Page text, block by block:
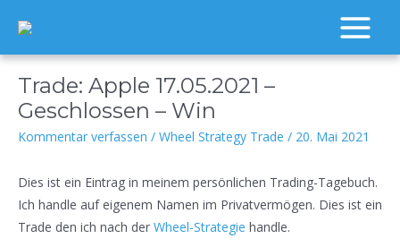
Inhalt
springen
Main
Trade: Apple 17.05.2021 –
Geschlossen – Win
Kommentar verfassen / Wheel Strategy Trade / 20. Mai 2021
Dies ist ein Eintrag in meinem persönlichen Trading-Tagebuch.
Ich handle auf eigenem Namen im Privatvermögen. Dies ist ein
Trade den ich nach der Wheel-Strategie handle.